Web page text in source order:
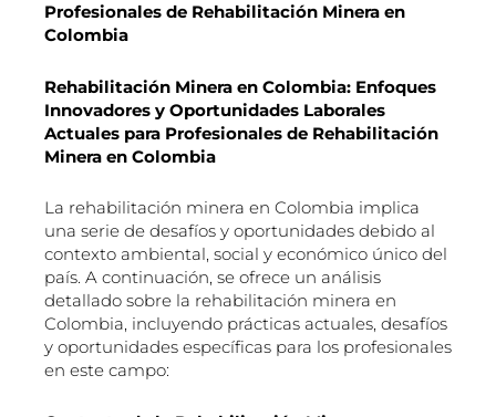
Profesionales de Rehabilitación Minera en
Colombia
Rehabilitación Minera en Colombia: Enfoques
Innovadores y Oportunidades Laborales
Actuales para Profesionales de Rehabilitación
Minera en Colombia
La rehabilitación minera en Colombia implica
una serie de desafíos y oportunidades debido al
contexto ambiental, social y económico único del
país. A continuación, se ofrece un análisis
detallado sobre la rehabilitación minera en
Colombia, incluyendo prácticas actuales, desafíos
y oportunidades específicas para los profesionales
en este campo: